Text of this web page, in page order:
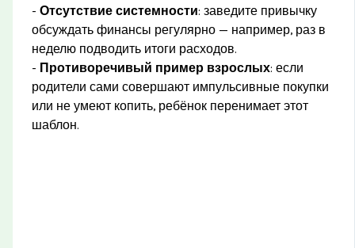
-Отсутствие системности: заведите привычку
обсуждать финансы регулярно — например, раз в
неделю подводить итоги расходов.
- Противоречивый пример взрослых: если
родители сами совершают импульсивные покупки
или не умеют копить, ребёнок перенимает этот
шаблон.